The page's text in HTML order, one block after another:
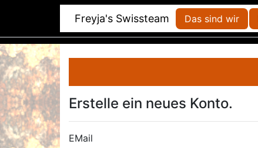
Freyja's Swissteam Das sind wir
Erstelle ein neues Konto.
EMail